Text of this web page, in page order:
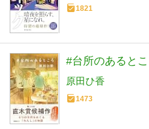
1821
#台所のあると
原田ひ香
1473